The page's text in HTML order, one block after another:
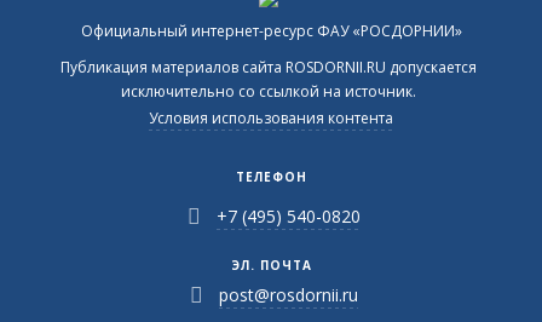
Официальный интернет-ресурс ФАУ «РОСДОРНИИ»
Публикация материалов сайта ROSDORNII.RU допускается
исключительно со ссылкой на источник.
Условия использования контента
ТЕЛЕФОН
+7 (495) 540-0820
ЭЛ. ПОЧТА
post@rosdornii.ru